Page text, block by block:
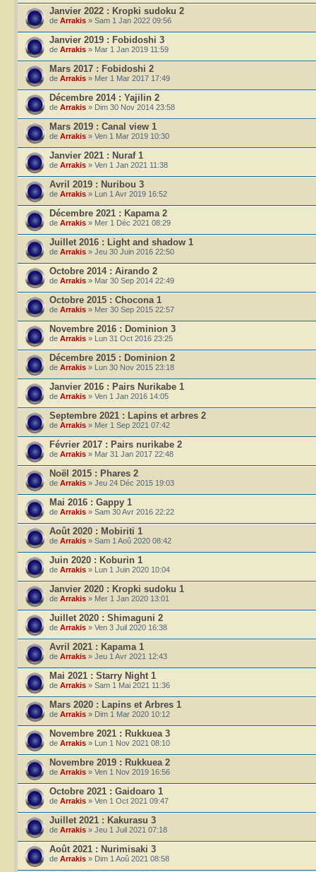
Janvier 2022 : Kropki sudoku 2
de Arrakis » Sam 1 Jan 2022 09:56
Janvier 2019 : Fobidoshi 3
de Arrakis » Mar 1 Jan 2019 11:59
Mars 2017 : Fobidoshi 2
de Arrakis » Mer 1 Mar 2017 17:49
Décembre 2014 : Yajilin 2
de Arrakis » Dim 30 Nov 2014 23:58
Mars 2019 : Canal view 1
de Arrakis » Ven 1 Mar 2019 10:30
Janvier 2021 : Nuraf 1
de Arrakis » Ven 1 Jan 2021 11:38
Avril 2019 : Nuribou 3
de Arrakis » Lun 1 Avr 2019 16:52
Décembre 2021 : Kapama 2
de Arrakis » Mer 1 Déc 2021 08:29
Juillet 2016 : Light and shadow 1
de Arrakis » Jeu 30 Juin 2016 22:50
Octobre 2014 : Airando 2
de Arrakis » Mar 30 Sep 2014 22:49
Octobre 2015 : Chocona 1
de Arrakis » Mer 30 Sep 2015 22:57
Novembre 2016 : Dominion 3
de Arrakis » Lun 31 Oct 2016 23:25
Décembre 2015 : Dominion 2
de Arrakis » Lun 30 Nov 2015 23:18
Janvier 2016 : Pairs Nurikabe 1
de Arrakis » Ven 1 Jan 2016 14:05
Septembre 2021 : Lapins et arbres 2
de Arrakis » Mer 1 Sep 2021 07:42
Février 2017 : Pairs nurikabe 2
de Arrakis » Mar 31 Jan 2017 22:48
Noël 2015 : Phares 2
de Arrakis » Jeu 24 Déc 2015 19:03
Mai 2016 : Gappy 1
de Arrakis » Sam 30 Avr 2016 22:22
Août 2020 : Mobiriti 1
de Arrakis » Sam 1 Aoû 2020 08:42
Juin 2020 : Koburin 1
de Arrakis » Lun 1 Juin 2020 10:04
Janvier 2020 : Kropki sudoku 1
de Arrakis » Mer 1 Jan 2020 13:01
Juillet 2020 : Shimaguni 2
de Arrakis » Ven 3 Juil 2020 16:38
Avril 2021 : Kapama 1
de Arrakis » Jeu 1 Avr 2021 12:43
Mai 2021 : Starry Night 1
de Arrakis » Sam 1 Mai 2021 11:36
Mars 2020 : Lapins et Arbres 1
de Arrakis » Dim 1 Mar 2020 10:12
Novembre 2021 : Rukkuea 3
de Arrakis » Lun 1 Nov 2021 08:10
Novembre 2019 : Rukkuea 2
de Arrakis » Ven 1 Nov 2019 16:56
Octobre 2021 : Gaidoaro 1
de Arrakis » Ven 1 Oct 2021 09:47
Juillet 2021 : Kakurasu 3
de Arrakis » Jeu 1 Juil 2021 07:18
Août 2021 : Nurimisaki 3
de Arrakis » Dim 1 Aoû 2021 08:58